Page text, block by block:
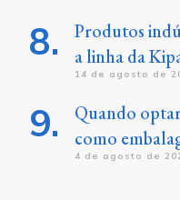
Produtos
a linha da
14 de agosto de
Quando
como
4 de agosto de